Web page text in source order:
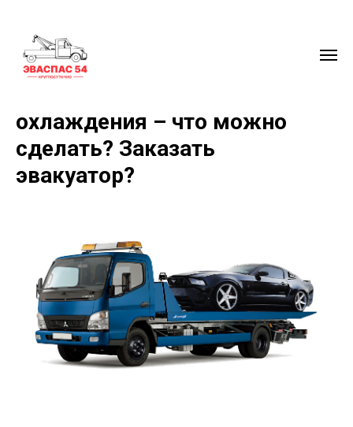
Потек радиатор в дороге или
охлаждения – что можно
сделать? Заказать
эвакуатор?